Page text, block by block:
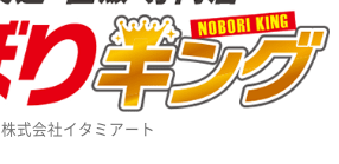
株式会社イタミアート